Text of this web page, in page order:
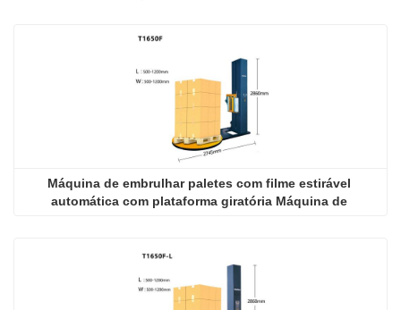
Máquina de embrulhar paletes com filme estirável
automática com plataforma giratória Máquina de